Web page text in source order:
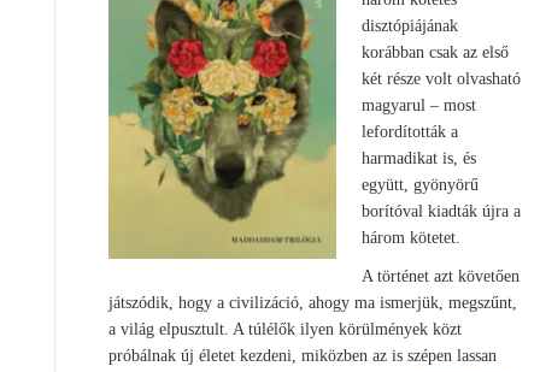
disztópiájának
korábban csak az első
két része volt olvasható
magyarul – most
lefordították a
harmadikat is, és
együtt, gyönyörű
borítóval kiadták újra a
három kötetet.
A történet azt követően
játszódik, hogy a civilizáció, ahogy ma ismerjük, megszűnt,
a világ elpusztult. A túlélők ilyen körülmények közt
próbálnak új életet kezdeni, miközben az is szépen lassan